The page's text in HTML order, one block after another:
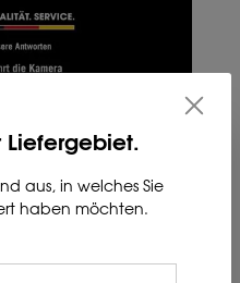
Liefergebiet.
aus, in welches Sie
haben möchten.